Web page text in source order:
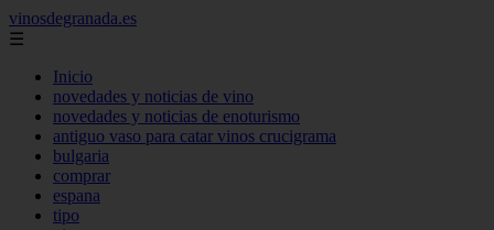
vinosdegranada.es
☰
Inicio
novedades y noticias de vino
novedades y noticias de enoturismo
antiguo vaso para catar vinos crucigrama
bulgaria
comprar
espana
tipo